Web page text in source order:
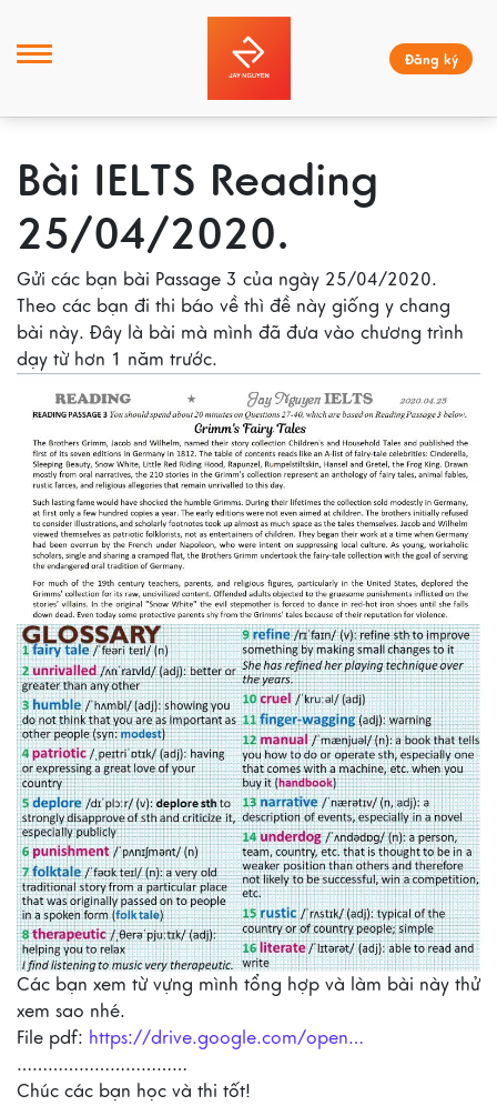
Đăng ký
Bài IELTS Reading
25/04/2020.
Gửi các bạn bài Passage 3 của ngày 25/04/2020.
Theo các bạn đi thi báo về thì đề này giống y chang
bài này. Đây là bài mà mình đã đưa vào chương trình
dạy từ hơn 1 năm trước.
Các bạn xem từ vựng mình tổng hợp và làm bài này thử
xem sao nhé.
File pdf: https://drive.google.com/open…
……………………………
Chúc các bạn học và thi tốt!